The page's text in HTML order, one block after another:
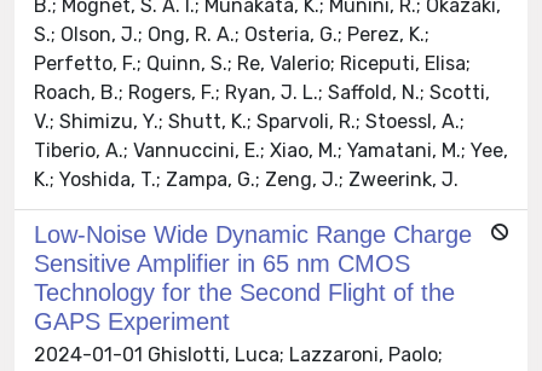
B.; Mognet, S. A. I.; Munakata, K.; Munini, R.; Okazaki,
S.; Olson, J.; Ong, R. A.; Osteria, G.; Perez, K.;
Perfetto, F.; Quinn, S.; Re, Valerio; Riceputi, Elisa;
Roach, B.; Rogers, F.; Ryan, J. L.; Saffold, N.; Scotti,
V.; Shimizu, Y.; Shutt, K.; Sparvoli, R.; Stoessl, A.;
Tiberio, A.; Vannuccini, E.; Xiao, M.; Yamatani, M.; Yee,
K.; Yoshida, T.; Zampa, G.; Zeng, J.; Zweerink, J.
Low-Noise Wide Dynamic Range Charge
Sensitive Amplifier in 65 nm CMOS
Technology for the Second Flight of the
GAPS Experiment
2024-01-01 Ghislotti, Luca; Lazzaroni, Paolo;